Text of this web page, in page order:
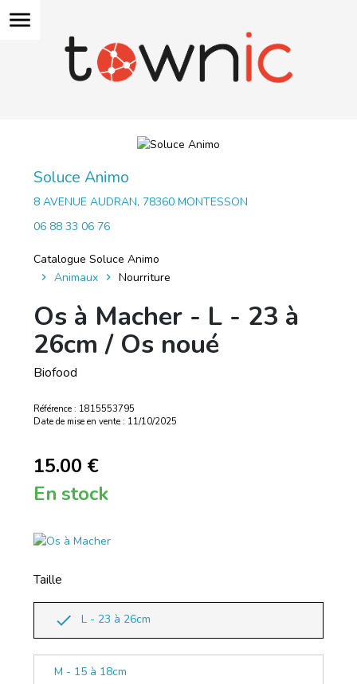
menu
Soluce Animo
8 AVENUE AUDRAN, 78360 MONTESSON
06 88 33 06 76
Catalogue Soluce Animo
Animaux
Nourriture
Os à Macher - L - 23 à
26cm / Os noué
Biofood
Référence : 1815553795
Date de mise en vente : 11/10/2025
15.00 €
En stock
Taille
done L - 23 à 26cm
M - 15 à 18cm